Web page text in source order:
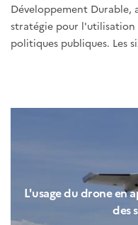
Développement Durable,
stratégie pour l'utilisation
politiques publiques. Les
L'usage du drone en
des